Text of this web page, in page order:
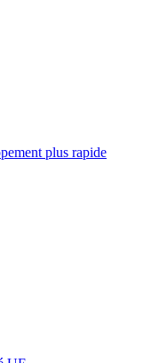
plus rapide